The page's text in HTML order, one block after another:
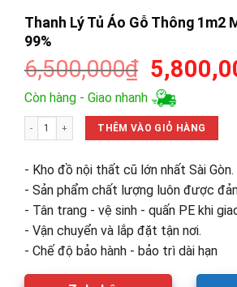
Thanh Lý Tủ Áo Gỗ Thông 1m2
99%
6,500,000₫ Giá
gốc
là:
Còn hàng - Giao nhanh
Thanh Lý Tủ Áo Gỗ Thông 1m2 Màu Sáng Mới
THÊM VÀO GIỎ HÀNG
- Kho đồ nội thất cũ lớn nhất Sài Gòn.
- Sản phẩm chất lượng luôn được
- Tân trang - vệ sinh - quấn PE khi
- Vận chuyển và lắp đặt tận nơi.
- Chế độ bảo hành - bảo trì dài hạn